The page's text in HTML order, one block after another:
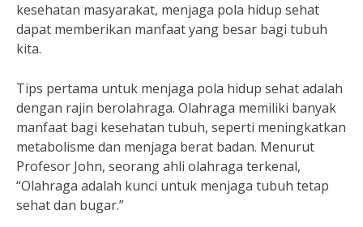
kesehatan masyarakat, menjaga pola hidup sehat
dapat memberikan manfaat yang besar bagi tubuh
kita.
Tips pertama untuk menjaga pola hidup sehat adalah
dengan rajin berolahraga. Olahraga memiliki banyak
manfaat bagi kesehatan tubuh, seperti meningkatkan
metabolisme dan menjaga berat badan. Menurut
Profesor John, seorang ahli olahraga terkenal,
“Olahraga adalah kunci untuk menjaga tubuh tetap
sehat dan bugar.”